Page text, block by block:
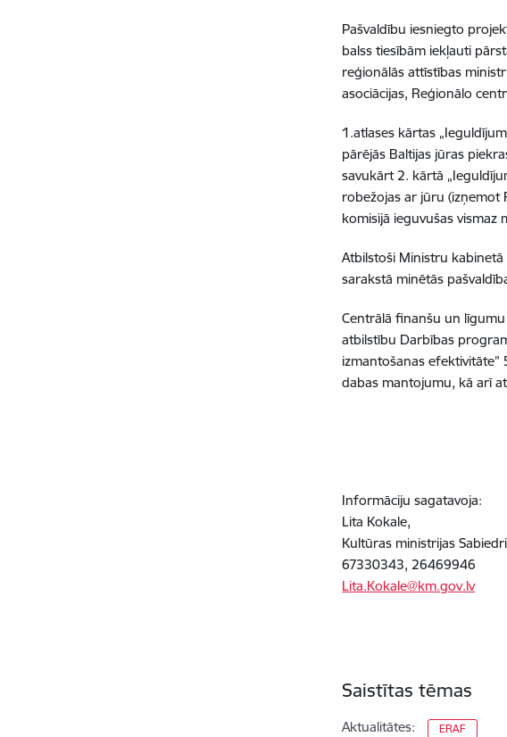
Pašvaldību iesniegto
balss tiesībām iekļauti
reģionālās attīstības
asociācijas, Reģionālo
1.atlases kārtas
pārējās Baltijas jūras
savukārt 2. kārtā
robežojas ar jūru (izņemot
komisijā ieguvušas
Atbilstoši Ministru
sarakstā minētās
Centrālā finanšu un
atbilstību Darbības
izmantošanas
dabas mantojumu, kā arī
Informāciju sagatavoja:
Lita Kokale,
Kultūras ministrijas
67330343, 26469946
Lita.Kokale@km.gov.lv
Saistītas tēmas
Aktualitātes: ERAF